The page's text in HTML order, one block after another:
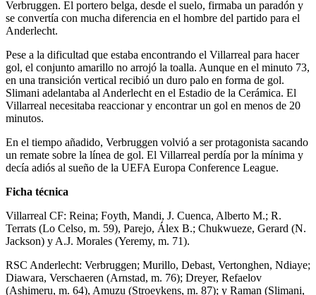
Verbruggen. El portero belga, desde el suelo, firmaba un paradón y
se convertía con mucha diferencia en el hombre del partido para el
Anderlecht.
Pese a la dificultad que estaba encontrando el Villarreal para hacer
gol, el conjunto amarillo no arrojó la toalla. Aunque en el minuto 73,
en una transición vertical recibió un duro palo en forma de gol.
Slimani adelantaba al Anderlecht en el Estadio de la Cerámica. El
Villarreal necesitaba reaccionar y encontrar un gol en menos de 20
minutos.
En el tiempo añadido, Verbruggen volvió a ser protagonista sacando
un remate sobre la línea de gol. El Villarreal perdía por la mínima y
decía adiós al sueño de la UEFA Europa Conference League.
Ficha técnica
Villarreal CF: Reina; Foyth, Mandi, J. Cuenca, Alberto M.; R.
Terrats (Lo Celso, m. 59), Parejo, Álex B.; Chukwueze, Gerard (N.
Jackson) y A.J. Morales (Yeremy, m. 71).
RSC Anderlecht: Verbruggen; Murillo, Debast, Vertonghen, Ndiaye;
Diawara, Verschaeren (Arnstad, m. 76); Dreyer, Refaelov
(Ashimeru, m. 64), Amuzu (Stroeykens, m. 87); y Raman (Slimani,